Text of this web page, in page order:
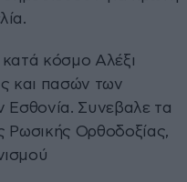
κατά κόσμο Αλέξι
και πασών των
Εσθονία. Συνεβαλε τα
Ρωσικής Ορθοδοξίας,